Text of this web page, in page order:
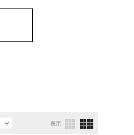
表示